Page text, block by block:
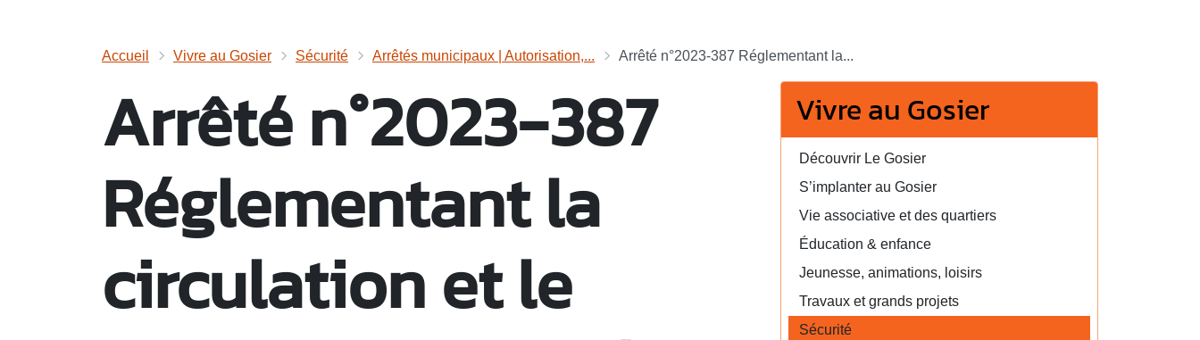
Accueil Vivre au Gosier Sécurité Arrêtés municipaux | Autorisation,... Arrêté n°2023-387 Réglementant la...
Arrêté n°2023-387
Réglementant la
circulation et le
Vivre au Gosier
Découvrir Le Gosier
S’implanter au Gosier
Vie associative et des quartiers
Éducation & enfance
Jeunesse, animations, loisirs
Travaux et grands projets
Sécurité